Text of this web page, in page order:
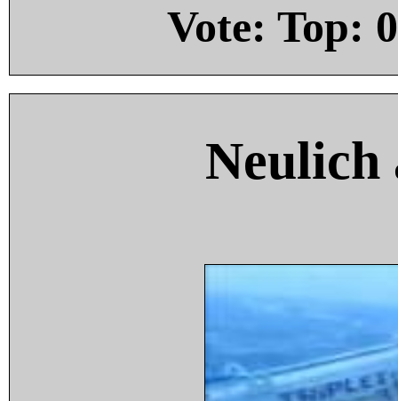
Vote: Top: 0
Neulich